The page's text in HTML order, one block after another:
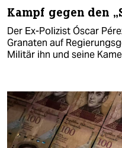
Kampf gegen den
Der Ex-Polizist Óscar
Granaten auf
Militär ihn und seine